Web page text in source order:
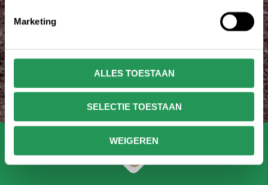
Marketing
ALLES TOESTAAN
SELECTIE TOESTAAN
WEIGEREN